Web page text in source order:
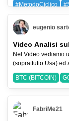
#MetodoCiclico
BAYG (BAYER AG)
eugenio
Pro Trader
Video Analisi
Nel Video vediamo
(soprattutto Usa) ed
BTC (BITCOIN)
FabriMe21